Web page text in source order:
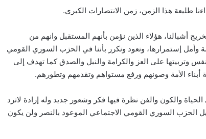
طليعة هذا الزمن، زمن الانتصارات الكبرى.
أشبالنا، هؤلاء الذين نؤمن بأنهم المستقبل وانهم من
إستمرارها، ونعود ونكرر بأننا في الحزب السوري القومي
وتربيتها على العز والكرامة والنبل والصدق كما تهدف إلى
أبناء الأمة وصونهم ورفع مستواهم وتقدمهم وتطورهم.
والكون والفن نظرة فيها فكر وشعور جديد وله إرادة لاترد
الحزب السوري القومي الاجتماعي الموعود بالنصر ولن يكون